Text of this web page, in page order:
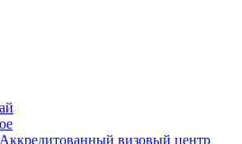
Аккредитованный визовый центр